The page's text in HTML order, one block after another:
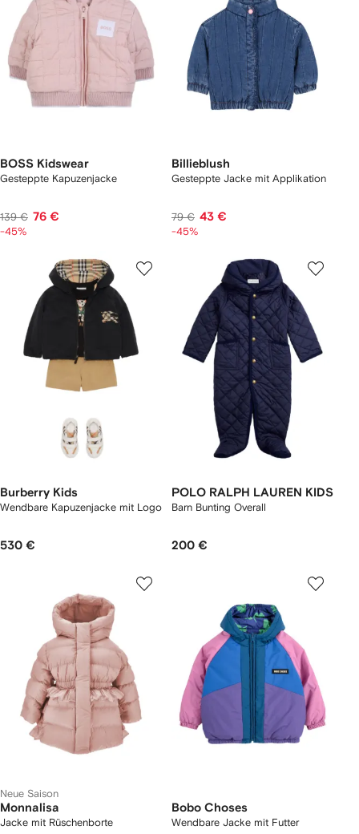
BOSS Kidswear
Gesteppte Kapuzenjacke
139 € 76 €
-45%
Billieblush
Gesteppte Jacke mit Applikation
79 € 43 €
-45%
Burberry Kids
Wendbare Kapuzenjacke mit Logo
530 €
POLO RALPH LAUREN KIDS
Barn Bunting Overall
200 €
Neue Saison
Monnalisa
Jacke mit Rüschenborte
Bobo Choses
Wendbare Jacke mit Futter